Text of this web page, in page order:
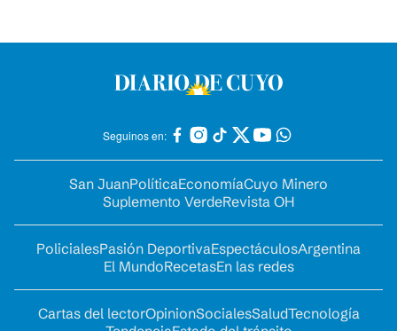
Seguinos en:
San JuanPolíticaEconomíaCuyo Minero
Suplemento VerdeRevista OH
PolicialesPasión DeportivaEspectáculosArgentina
El MundoRecetasEn las redes
Cartas del lectorOpinionSocialesSaludTecnología